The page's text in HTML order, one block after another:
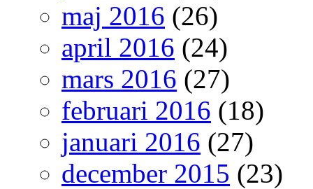
maj 2016 (26)
april 2016 (24)
mars 2016 (27)
februari 2016 (18)
januari 2016 (27)
december 2015 (23)